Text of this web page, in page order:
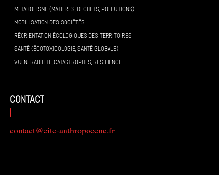
MÉTABOLISME (MATIÈRES, DÉCHETS, POLLUTIONS)
MOBILISATION DES SOCIÉTÉS
RÉORIENTATION ÉCOLOGIQUES DES TERRITOIRES
SANTÉ (ÉCOTOXICOLOGIE, SANTÉ GLOBALE)
VULNÉRABILITÉ, CATASTROPHES, RÉSILIENCE
contact
contact@cite-anthropocene.fr